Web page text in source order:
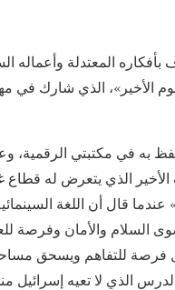
بأفكاره المعتدلة وأعماله
الأخير»، الذي شارك في
به في مكتبتي الرقمية،
الذي يتعرض له قطاع
قال أن اللغة
والأمان وفرصة
للتفاهم ويسحق
الذي لا تعيه إسرائيل